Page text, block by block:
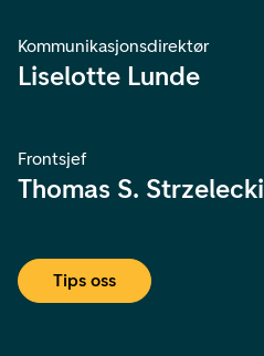
Kommunikasjonsdirektør
Liselotte Lunde
Frontsjef
Thomas S. Strzelecki
Tips oss